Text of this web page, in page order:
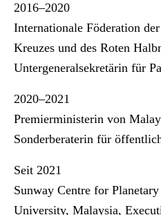
2016–2020
Internationale Föderation
Kreuzes und des Roten
Untergeneralsekretärin für
2020–2021
Premierministerin von
Sonderberaterin für
Seit 2021
Sunway Centre for
University, Malaysia,